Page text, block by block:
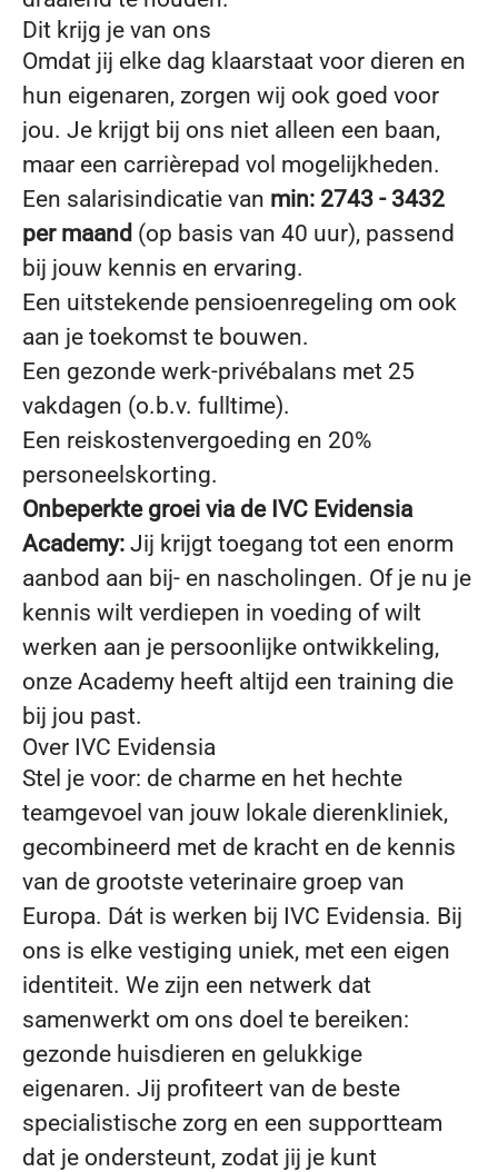
Dit krijg je van ons
Omdat jij elke dag klaarstaat voor dieren en
hun eigenaren, zorgen wij ook goed voor
jou. Je krijgt bij ons niet alleen een baan,
maar een carrièrepad vol mogelijkheden.
Een salarisindicatie van min: 2743 - 3432
per maand (op basis van 40 uur), passend
bij jouw kennis en ervaring.
Een uitstekende pensioenregeling om ook
aan je toekomst te bouwen.
Een gezonde werk-privébalans met 25
vakdagen (o.b.v. fulltime).
Een reiskostenvergoeding en 20%
personeelskorting.
Onbeperkte groei via de IVC Evidensia
Academy: Jij krijgt toegang tot een enorm
aanbod aan bij- en nascholingen. Of je nu je
kennis wilt verdiepen in voeding of wilt
werken aan je persoonlijke ontwikkeling,
onze Academy heeft altijd een training die
bij jou past.
Over IVC Evidensia
Stel je voor: de charme en het hechte
teamgevoel van jouw lokale dierenkliniek,
gecombineerd met de kracht en de kennis
van de grootste veterinaire groep van
Europa. Dát is werken bij IVC Evidensia. Bij
ons is elke vestiging uniek, met een eigen
identiteit. We zijn een netwerk dat
samenwerkt om ons doel te bereiken:
gezonde huisdieren en gelukkige
eigenaren. Jij profiteert van de beste
specialistische zorg en een supportteam
dat je ondersteunt, zodat jij je kunt